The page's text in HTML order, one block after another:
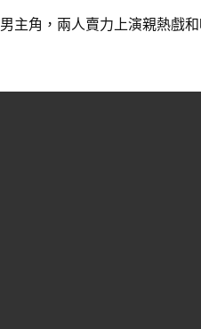
主角，兩人賣力上演親熱戲